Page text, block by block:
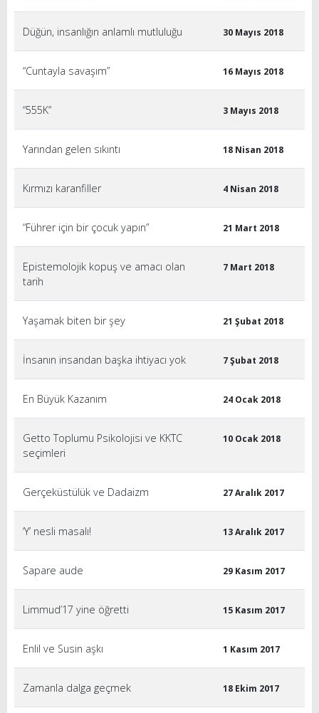
Düğün, insanlığın anlamlı mutluluğu 30 Mayıs 2018
“Cuntayla savaşım” 16 Mayıs 2018
“555K” 3 Mayıs 2018
Yarından gelen sıkıntı 18 Nisan 2018
Kırmızı karanfiller 4 Nisan 2018
“Führer için bir çocuk yapın” 21 Mart 2018
Epistemolojik kopuş ve amacı olan
tarih
7 Mart 2018
Yaşamak biten bir şey 21 Şubat 2018
İnsanın insandan başka ihtiyacı yok 7 Şubat 2018
En Büyük Kazanım 24 Ocak 2018
Getto Toplumu Psikolojisi ve KKTC
seçimleri
10 Ocak 2018
Gerçeküstülük ve Dadaizm 27 Aralık 2017
‘Y’ nesli masalı! 13 Aralık 2017
Sapare aude 29 Kasım 2017
Limmud’17 yine öğretti 15 Kasım 2017
Enlil ve Susin aşkı 1 Kasım 2017
Zamanla dalga geçmek 18 Ekim 2017